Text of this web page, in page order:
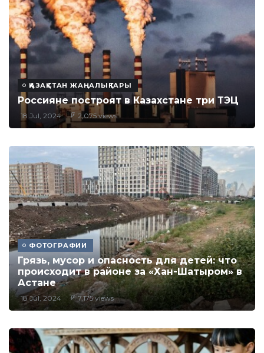
ҚАЗАҚСТАН ЖАҢАЛЫҚТАРЫ
Россияне построят в Казахстане три ТЭЦ
18 Jul, 2024 2,075 views
ФОТОГРАФИИ
Грязь, мусор и опасность для детей: что
происходит в районе за «Хан-Шатыром» в
Астане
18 Jul, 2024 7,175 views